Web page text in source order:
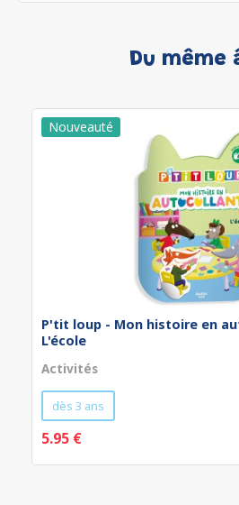
Du même
P'tit loup - Mon histoire en
L'école
Activités
dès 3 ans
5.95 €